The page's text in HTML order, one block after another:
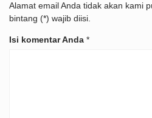
Alamat email Anda tidak akan kami
bintang (*) wajib diisi.
Isi komentar Anda *